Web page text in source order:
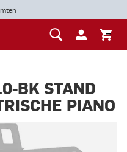
BK STAND
PIANO